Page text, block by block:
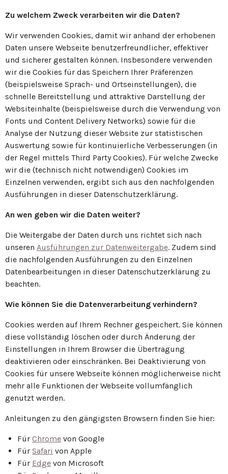
Zu welchem Zweck verarbeiten wir die Daten?
Wir verwenden Cookies, damit wir anhand der erhobenen
Daten unsere Webseite benutzerfreundlicher, effektiver
und sicherer gestalten können. Insbesondere verwenden
wir die Cookies für das Speichern Ihrer Präferenzen
(beispielsweise Sprach- und Ortseinstellungen), die
schnelle Bereitstellung und attraktive Darstellung der
Websiteinhalte (beispielsweise durch die Verwendung von
Fonts und Content Delivery Networks) sowie für die
Analyse der Nutzung dieser Website zur statistischen
Auswertung sowie für kontinuierliche Verbesserungen (in
der Regel mittels Third Party Cookies). Für welche Zwecke
wir die (technisch nicht notwendigen) Cookies im
Einzelnen verwenden, ergibt sich aus den nachfolgenden
Ausführungen in dieser Datenschutzerklärung.
An wen geben wir die Daten weiter?
Die Weitergabe der Daten durch uns richtet sich nach
unseren Ausführungen zur Datenweitergabe. Zudem sind
die nachfolgenden Ausführungen zu den Einzelnen
Datenbearbeitungen in dieser Datenschutzerklärung zu
beachten.
Wie können Sie die Datenverarbeitung verhindern?
Cookies werden auf Ihrem Rechner gespeichert. Sie können
diese vollständig löschen oder durch Änderung der
Einstellungen in Ihrem Browser die Übertragung
deaktivieren oder einschränken. Bei Deaktivierung von
Cookies für unsere Webseite können möglicherweise nicht
mehr alle Funktionen der Webseite vollumfänglich
genutzt werden.
Anleitungen zu den gängigsten Browsern finden Sie hier:
Für Chrome von Google
Für Safari von Apple
Für Edge von Microsoft